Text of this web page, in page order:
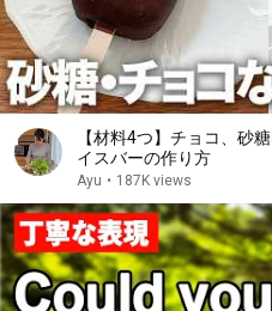
【材料4つ】チョコ、砂
イスバーの作り方
Ayu • 187K views